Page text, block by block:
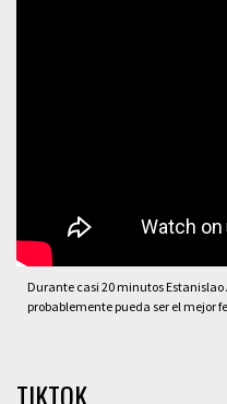
Durante casi 20 minutos
probablemente pueda ser el mejor
TIKTOK